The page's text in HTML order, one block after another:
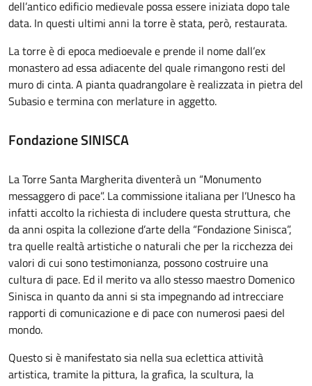
dell’antico edificio medievale possa essere iniziata dopo tale
data. In questi ultimi anni la torre è stata, però, restaurata.
La torre è di epoca medioevale e prende il nome dall’ex
monastero ad essa adiacente del quale rimangono resti del
muro di cinta. A pianta quadrangolare è realizzata in pietra del
Subasio e termina con merlature in aggetto.
Fondazione SINISCA
La Torre Santa Margherita diventerà un “Monumento
messaggero di pace”. La commissione italiana per l’Unesco ha
infatti accolto la richiesta di includere questa struttura, che
da anni ospita la collezione d’arte della “Fondazione Sinisca”,
tra quelle realtà artistiche o naturali che per la ricchezza dei
valori di cui sono testimonianza, possono costruire una
cultura di pace. Ed il merito va allo stesso maestro Domenico
Sinisca in quanto da anni si sta impegnando ad intrecciare
rapporti di comunicazione e di pace con numerosi paesi del
mondo.
Questo si è manifestato sia nella sua eclettica attività
artistica, tramite la pittura, la grafica, la scultura, la